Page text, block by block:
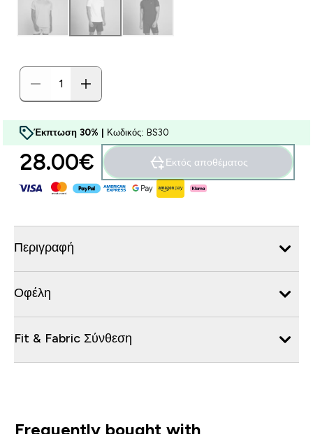
Έκπτωση 30% | Κωδικός: BS30
28.00€‎ Εκτός αποθέματος
Περιγραφή
Οφέλη
Fit & Fabric Σύνθεση
Frequently bought with